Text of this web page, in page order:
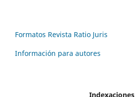
Formatos Revista Ratio Juris
Información para autores
Indexaciones